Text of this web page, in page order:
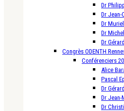
Dr
Dr Jean-
Dr
Dr Michel
Dr
Congrès ODENTH
Conférenciers
Alice
Pascal
Dr
Dr Jean-
Dr